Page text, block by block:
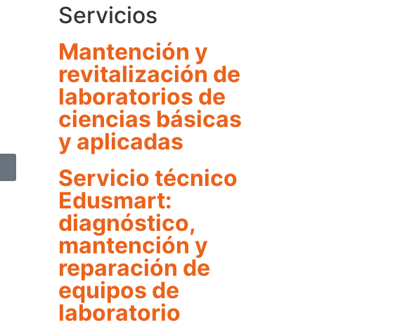
Servicios
Mantención y
revitalización de
laboratorios de
ciencias básicas
y aplicadas
Servicio técnico
Edusmart:
diagnóstico,
mantención y
reparación de
equipos de
laboratorio